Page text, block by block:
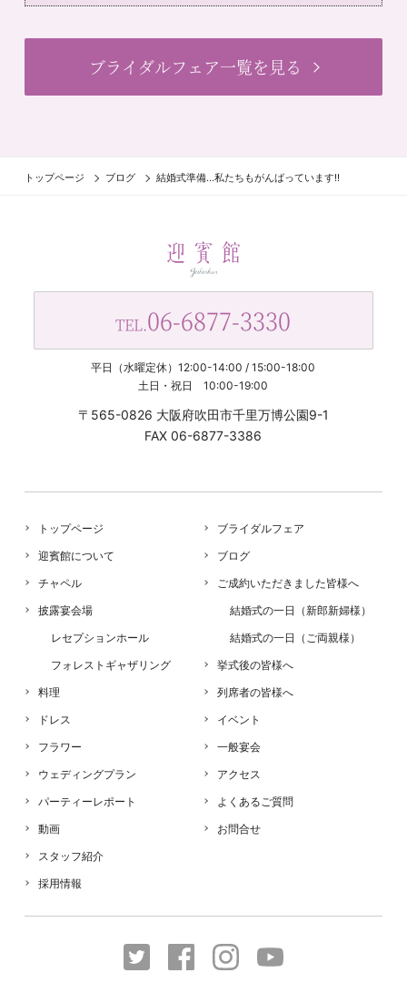
ブライダルフェア一覧を見る
トップページ ブログ 結婚式準備...私たちもがんばっています!!
TEL.06-6877-3330
平日（水曜定休）12:00-14:00 / 15:00-18:00
土日・祝日 10:00-19:00
〒565-0826 大阪府吹田市千里万博公園9-1
FAX 06-6877-3386
トップページ
迎賓館について
チャペル
披露宴会場
レセプションホール
フォレストギャザリング
料理
ドレス
フラワー
ウェディングプラン
パーティーレポート
動画
スタッフ紹介
採用情報
ブライダルフェア
ブログ
ご成約いただきました皆様へ
結婚式の一日（新郎新婦様）
結婚式の一日（ご両親様）
挙式後の皆様へ
列席者の皆様へ
イベント
一般宴会
アクセス
よくあるご質問
お問合せ